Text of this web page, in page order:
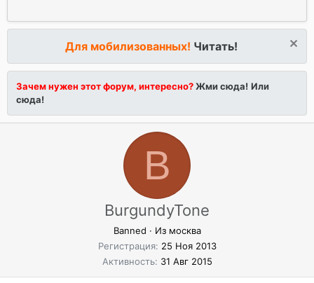
Для мобилизованных! Читать!
Зачем нужен этот форум, интересно?Жми сюда! Или
сюда!
B
BurgundyTone
Banned · Из москва
Регистрация 25 Ноя 2013
Активность 31 Авг 2015